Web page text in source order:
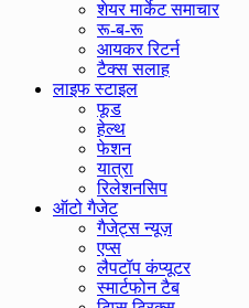
शेयर मार्केट समाचार
रू-ब-रू
आयकर रिटर्न
टैक्स सलाह
लाइफ स्टाइल
फूड
हेल्थ
फेशन
यात्रा
रिलेशनसिप
ऑटो गैजेट
गैजेट्स न्यूज़
एप्स
लैपटॉप कंप्यूटर
स्मार्टफोन टैब